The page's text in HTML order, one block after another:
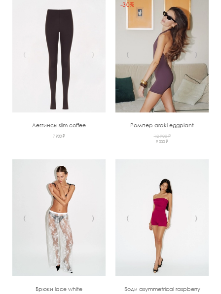
‹ ›
Леггинсы slim coffee
7 900 ₽
‹ ›
-30%
Ромпер araki eggplant
12 900 ₽
9 030 ₽
‹ ›
Брюки lace white
‹ ›
Боди asymmetrical raspberry